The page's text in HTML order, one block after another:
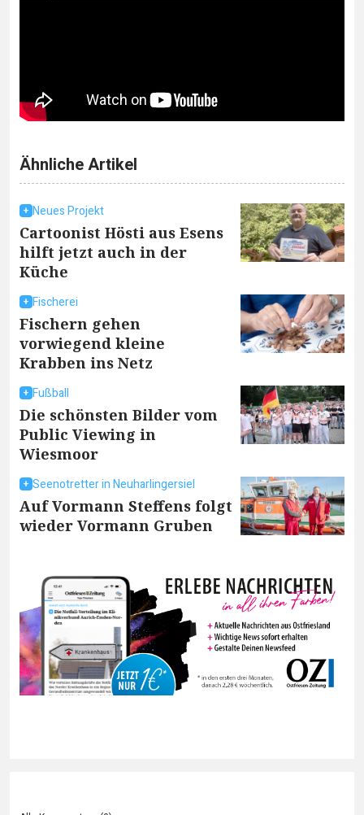
Ähnliche Artikel
Neues Projekt
Cartoonist Hösti aus Esens
hilft jetzt auch in der
Küche
Fischerei
Fischern gehen
vorwiegend kleine
Krabben ins Netz
Fußball
Die schönsten Bilder vom
Public Viewing in
Wiesmoor
Seenotretter in Neuharlingersiel
Auf Vormann Steffens folgt
wieder Vormann Gruben